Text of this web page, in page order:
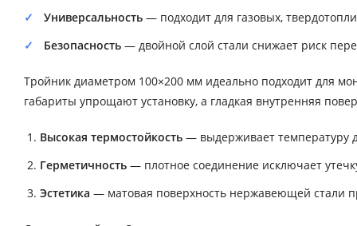
Универсальность — подходит для газовых,
Безопасность — двойной слой стали снижает риск
Тройник диаметром 100×200 мм идеально подходит для
габариты упрощают установку, а гладкая внутренняя
Высокая термостойкость — выдерживает температуру
Герметичность — плотное соединение исключает
Эстетика — матовая поверхность нержавеющей стали